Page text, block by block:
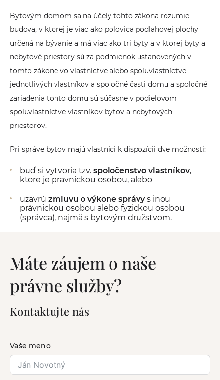
Bytovým domom sa na účely tohto zákona rozumie
budova, v ktorej je viac ako polovica podlahovej plochy
určená na bývanie a má viac ako tri byty a v ktorej byty a
nebytové priestory sú za podmienok ustanovených v
tomto zákone vo vlastníctve alebo spoluvlastníctve
jednotlivých vlastníkov a spoločné časti domu a spoločné
zariadenia tohto domu sú súčasne v podielovom
spoluvlastníctve vlastníkov bytov a nebytových
priestorov.
Pri správe bytov majú vlastníci k dispozícii dve možnosti:
buď si vytvoria tzv. spoločenstvo vlastníkov,
ktoré je právnickou osobou, alebo
uzavrú zmluvu o výkone správys inou
právnickou osobou alebo fyzickou osobou
(správca), najmä s bytovým družstvom.
Máte záujem o naše
právne služby?
Kontaktujte nás
Vaše meno